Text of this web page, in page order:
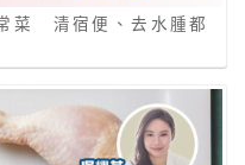
菜 清宿便、去水腫都